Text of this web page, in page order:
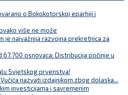
o Bokokotorskoj eparhiji i
više ne može
je najvažnija razvojna prekretnica za
osnovaca: Distribucija počinje u
Svjetskog prvenstva!
nazvati izdajnikom zbog dolaska...
investicijama i savremenim